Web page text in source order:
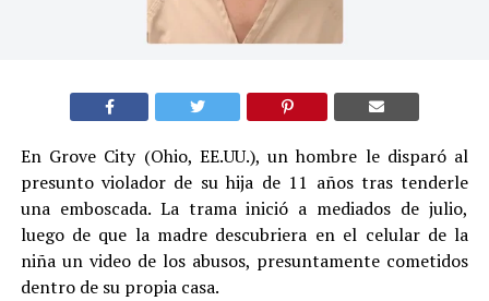
En Grove City (Ohio, EE.UU.), un hombre le disparó al
presunto violador de su hija de 11 años tras tenderle
una emboscada. La trama inició a mediados de julio,
luego de que la madre descubriera en el celular de la
niña un video de los abusos, presuntamente cometidos
dentro de su propia casa.